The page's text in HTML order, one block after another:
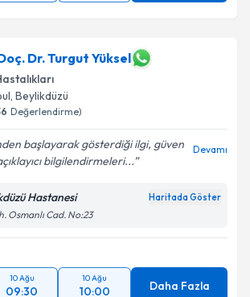
Dr. Turgut Yüksel
, Beylikdüzü
Değerlendirme)
başlayarak gösterdiği ilgi, güven
bilgilendirmeleri...
Devamı
Hastanesi Haritada Göster
Osmanlı Cad. No:23
10 Ağu
09:30
10 Ağu
10:00 Daha Fazla